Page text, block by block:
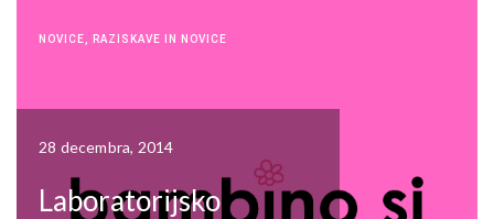
NOVICE RAZISKAVE IN NOVICE
28 decembra, 2014
Laboratorijsko